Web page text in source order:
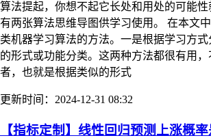
算法提起，你想不起它长处和用处的可能
有两张算法思维导图供学习使用。 在本文
类机器学习算法的方法。一是根据学习方
的形式或功能分类。这两种方法都很有用
者，也就是根据类似的形式
更新时间：2024-12-31 08:32
【指标定制】线性回归预测上涨概率